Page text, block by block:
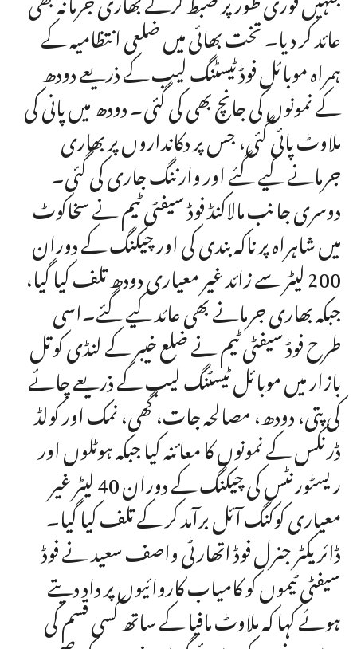
عائد کر دیا۔ تخت بھائی میں ضلعی انتظامیہ کے
ہمراہ موبائل فوڈ ٹیسٹنگ لیب کے ذریعے دودھ
کے نمونوں کی جانچ بھی کی گئی۔ دودھ میں پانی کی
ملاوٹ پائی گئی، جس پر دکانداروں پر بھاری
جرمانے کیے گئے اور وارننگ جاری کی گئی۔
دوسری جانب مالاکنڈ فوڈ سیفٹی ٹیم نے سخاکوٹ
میں شاہراہ پر ناکہ بندی کی اور چیکنگ کے دوران
200 لیٹر سے زائد غیر معیاری دودھ تلف کیا گیا،
جبکہ بھاری جرمانے بھی عائد کیے گئے۔اسی
طرح فوڈ سیفٹی ٹیم نے ضلع خیبر کے لنڈی کوتل
بازار میں موبائل ٹیسٹنگ لیب کے ذریعے چائے
کی پتی، دودھ، مصالحہ جات، گھی، نمک اور کولڈ
ڈرنکس کے نمونوں کا معائنہ کیا جبکہ ہوٹلوں اور
ریسٹورنٹس کی چیکنگ کے دوران 40 لیٹر غیر
معیاری کوکنگ آئل برآمد کر کے تلف کیا گیا۔
ڈائریکٹر جنرل فوڈ اتھارٹی واصف سعید نے فوڈ
سیفٹی ٹیموں کو کامیاب کاروائیوں پر داد دیتے
ہوئے کہا کہ ملاوٹ مافیا کے ساتھ کسی قسم کی